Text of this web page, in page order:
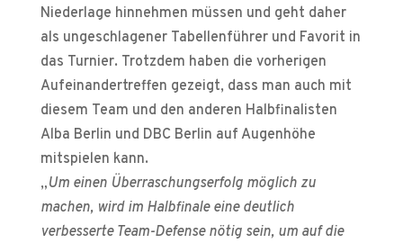
Niederlage hinnehmen müssen und geht daher
als ungeschlagener Tabellenführer und Favorit in
das Turnier. Trotzdem haben die vorherigen
Aufeinandertreffen gezeigt, dass man auch mit
diesem Team und den anderen Halbfinalisten
Alba Berlin und DBC Berlin auf Augenhöhe
mitspielen kann.
„Um einen Überraschungserfolg möglich zu
machen, wird im Halbfinale eine deutlich
verbesserte Team-Defense nötig sein, um auf die